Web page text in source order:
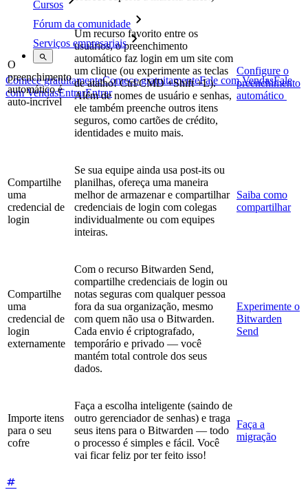
Cursos
Fórum da comunidade
Serviços empresariais
Comece gratuitamenteComece gratuitamenteFale com VendasFale
com VendasEntrarEntrar
O
preenchimento
automático é
auto-incrível
Um recurso favorito entre os
usuários, o preenchimento
automático faz login em um site com
um clique (ou experimente as teclas
de atalho! Ctrl/CMD +Shift +L).
Além de nomes de usuário e senhas,
ele também preenche outros itens
seguros, como cartões de crédito,
identidades e muito mais.
Configure o
preenchimento
automático
Compartilhe
uma
credencial de
login
Se sua equipe ainda usa post-its ou
planilhas, ofereça uma maneira
melhor de armazenar e compartilhar
credenciais de login com colegas
individualmente ou com equipes
inteiras.
Saiba como
compartilhar
Compartilhe
uma
credencial de
login
externamente
Com o recurso Bitwarden Send,
compartilhe credenciais de login ou
notas seguras com qualquer pessoa
fora da sua organização, mesmo
com quem não usa o Bitwarden.
Cada envio é criptografado,
temporário e privado — você
mantém total controle dos seus
dados.
Experimente o
Bitwarden
Send
Importe itens
para o seu
cofre
Faça a escolha inteligente (saindo de
outro gerenciador de senhas) e traga
seus itens para o Bitwarden — todo
o processo é simples e fácil. Você
vai ficar feliz por ter feito isso!
Faça a
migração